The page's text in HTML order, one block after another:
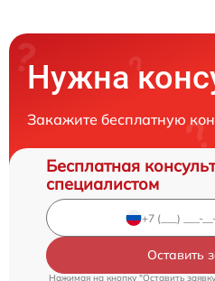
Нужна
Закажите бесплатную
Бесплатная
специалистом
Оставить
Нажимая на кнопку "Оставить